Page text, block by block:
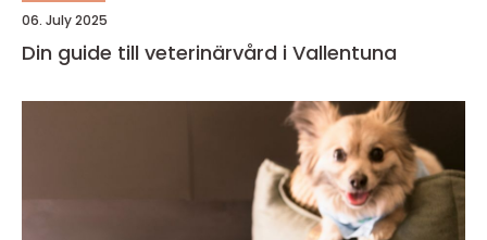
06. July 2025
Din guide till veterinärvård i Vallentuna